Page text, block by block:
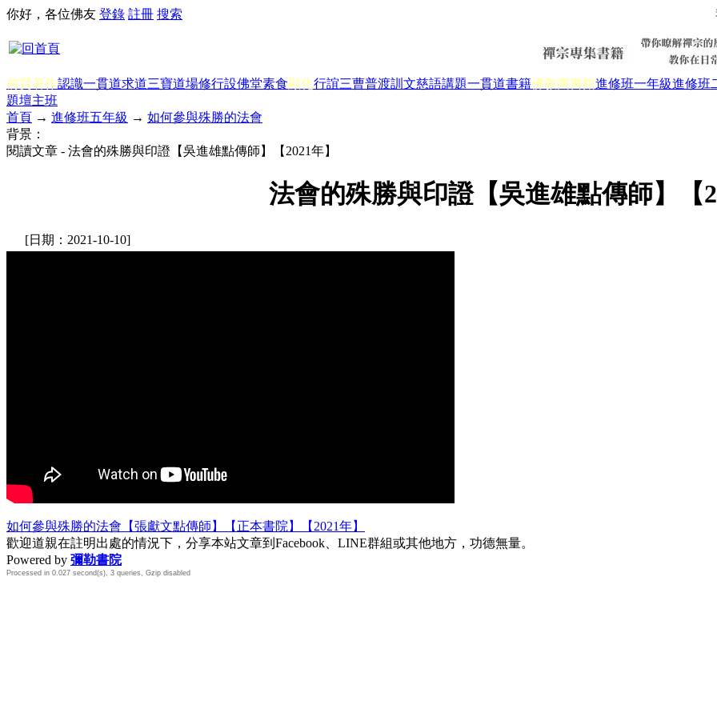
你好，各位佛友 登錄 註冊 搜索
前賢著作認識一貫道求道三寶道場修行設佛堂素食顯化行誼三曹普渡訓文慈語講題一貫道書籍佛教圖書館進修班一年級進修班
題壇主班
首頁 → 進修班五年級 → 如何參與殊勝的法會
背景：
閱讀文章 - 法會的殊勝與印證【吳進雄點傳師】【2021年】
法會的殊勝與印證【吳進雄點傳師】【
[日期：2021-10-10]
如何參與殊勝的法會【張獻文點傳師】【正本書院】【2021年】
歡迎道親在註明出處的情況下，分享本站文章到Facebook、LINE群組或其他地方，功德無量。
Powered by 彌勒書院
Processed in 0.027 second(s), 3 queries, Gzip disabled